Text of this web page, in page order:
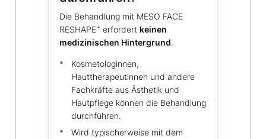
Die Behandlung mit MESO FACE
RESHAPE+ erfordert keinen
medizinischen Hintergrund.
Kosmetologinnen,
Hauttherapeutinnen und andere
Fachkräfte aus Ästhetik und
Hautpflege können die Behandlung
durchführen.
Wird typischerweise mit dem